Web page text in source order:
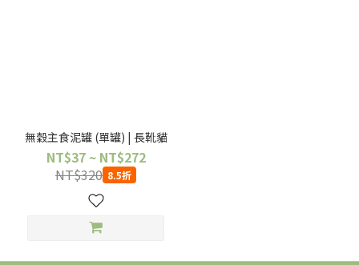
無穀主食泥罐 (單罐) | 長靴貓
NT$37 ~ NT$272
NT$320 8.5折